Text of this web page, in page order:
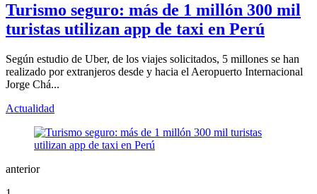
Turismo seguro: más de 1 millón 300 mil
turistas utilizan app de taxi en Perú
Según estudio de Uber, de los viajes solicitados, 5 millones se han
realizado por extranjeros desde y hacia el Aeropuerto Internacional
Jorge Chá...
Actualidad
anterior